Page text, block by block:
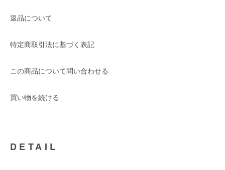
返品について
特定商取引法に基づく表記
この商品について問い合わせる
買い物を続ける
DETAIL